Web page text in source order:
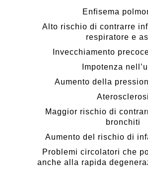
Enfisema
Alto rischio di contrarre
respiratore e
Invecchiamento
Impotenza
Aumento della
Aterosclerosi
Maggior rischio di
bronchiti
Aumento del rischio di
Problemi circolatori che
anche alla rapida